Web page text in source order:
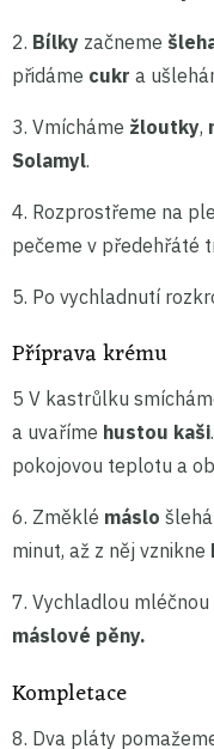
2. Bílky začneme
přidáme cukr a
3. Vmícháme žloutky,
Solamyl.
4. Rozprostřeme na
pečeme v předehřáté
5. Po vychladnutí
Příprava krému
5 V kastrůlku
a uvaříme hustou kaši
pokojovou teplotu a
6. Změklé máslo
minut, až z něj vznikne
7. Vychladlou mléčnou
máslové pěny.
Kompletace
8. Dva pláty